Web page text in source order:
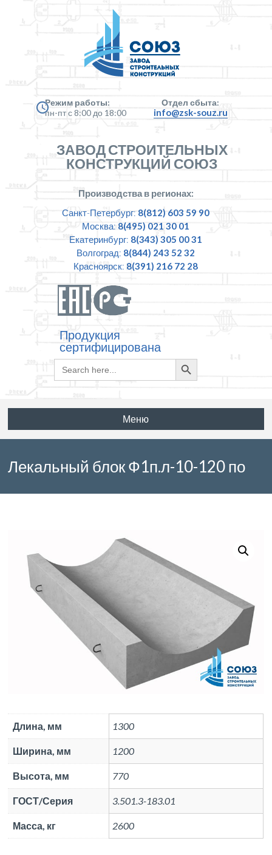
Режим работы:
пн-пт с 8:00 до 18:00
Отдел сбыта:
info@zsk-souz.ru
ЗАВОД СТРОИТЕЛЬНЫХ
КОНСТРУКЦИЙ СОЮЗ
Производства в регионах:
Санкт-Петербург: 8(812) 603 59 90
Москва: 8(495) 021 30 01
Екатеринбург: 8(343) 305 00 31
Волгоград: 8(844) 243 52 32
Красноярск: 8(391) 216 72 28
Продукция
сертифицирована
Search
for:
Search
Button
Меню
Лекальный блок Ф1п.л-10-120 по
Длина, мм 1300
Ширина, мм 1200
Высота, мм 770
ГОСТ/Серия 3.501.3-183.01
Масса, кг 2600